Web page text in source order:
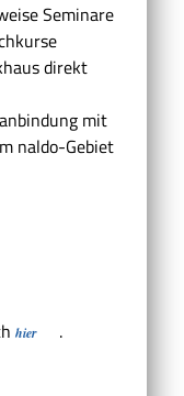
Seminare
direkt
mit
naldo-Gebiet
hier .